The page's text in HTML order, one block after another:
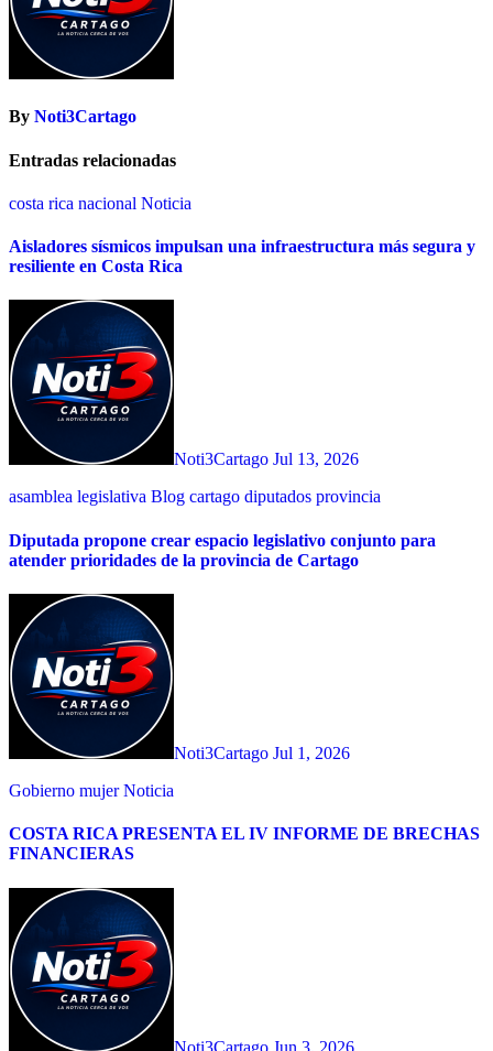
By Noti3Cartago
Entradas relacionadas
costa rica nacional Noticia
Aisladores sísmicos impulsan una infraestructura más segura y
resiliente en Costa Rica
Noti3Cartago Jul 13, 2026
asamblea legislativa Blog cartago diputados provincia
Diputada propone crear espacio legislativo conjunto para
atender prioridades de la provincia de Cartago
Noti3Cartago Jul 1, 2026
Gobierno mujerNoticia
COSTA RICA PRESENTA EL IV INFORME DE BRECHAS
FINANCIERAS
Noti3Cartago Jun 3, 2026